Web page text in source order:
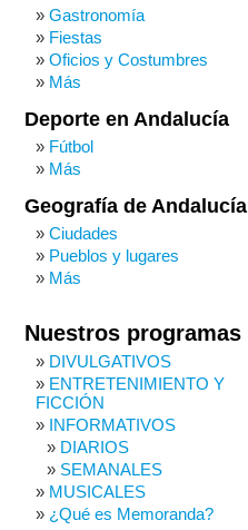
Gastronomía
Fiestas
Oficios y Costumbres
Más
Deporte en Andalucía
Fútbol
Más
Geografía de Andalucía
Ciudades
Pueblos y lugares
Más
Nuestros programas
DIVULGATIVOS
ENTRETENIMIENTO Y
FICCIÓN
INFORMATIVOS
DIARIOS
SEMANALES
MUSICALES
¿Qué es Memoranda?